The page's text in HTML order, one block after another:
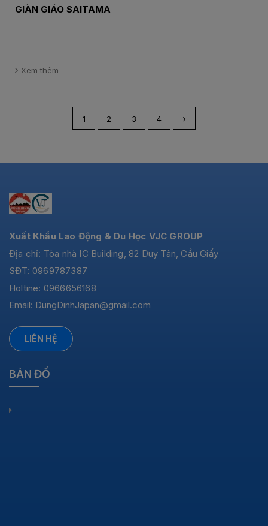
GIÀN GIÁO SAITAMA
Xem thêm
1 2 3 4
Xuất Khẩu Lao Động & Du Học VJC GROUP
Địa chỉ: Tòa nhà IC Building, 82 Duy Tân, Cầu Giấy
SĐT: 0969787387
Holtine: 0966656168
Email: DungDinhJapan@gmail.com
LIÊN HỆ
BẢN ĐỒ